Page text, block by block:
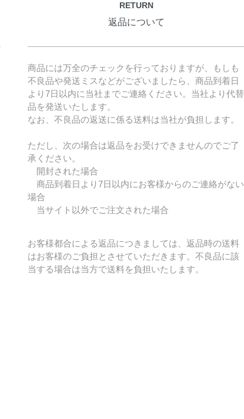
RETURN
返品について
商品には万全のチェックを行っておりますが、もしも
不良品や発送ミスなどがございましたら、商品到着日
より7日以内に当社までご連絡ください。当社より代替
品を発送いたします。
なお、不良品の返送に係る送料は当社が負担します。
ただし、次の場合は返品をお受けできませんのでご了
承ください。
開封された場合
商品到着日より7日以内にお客様からのご連絡がない
場合
当サイト以外でご注文された場合
お客様都合による返品につきましては、返品時の送料
はお客様のご負担とさせていただきます。不良品に該
当する場合は当方で送料を負担いたします。